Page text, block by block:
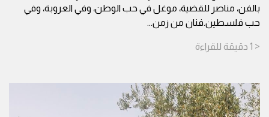
بالفن، مناصر للقضية، موغل في حب الوطن، وفي العروبة، وفي
حب فلسطين.فنان من زمن...
< 1 دقيقة للقراءة